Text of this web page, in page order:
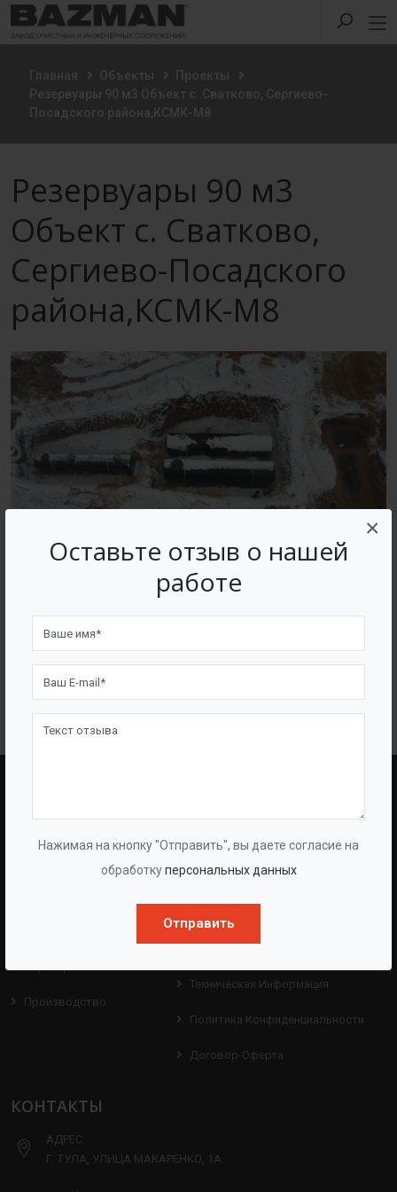
Оставьте отзыв о нашей
работе
Нажимая на кнопку "Отправить", вы даете согласие на
обработкуперсональных данных
Отправить
×
Главная Объекты
Проекты
Резервуары 90 м3 Объект с. Сватково, Сергиево-
Посадского района,КСМК-М8
Резервуары 90 м3
Объект с. Сватково,
Сергиево-Посадского
района,КСМК-М8
Производство емкостного и очистного оборудования
BAZMAN
О Компании
Производство
Оборудование
Услуги
Техническая Информация
Политика Конфиденциальности
Договор-Оферта
КОНТАКТЫ
АДРЕС:
Г. ТУЛА, УЛИЦА МАКАРЕНКО, 1А